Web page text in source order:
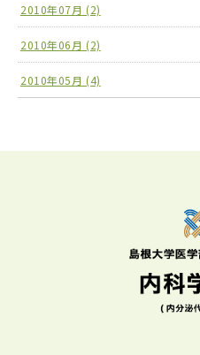
2010年07月 (2)
2010年06月 (2)
2010年05月 (4)